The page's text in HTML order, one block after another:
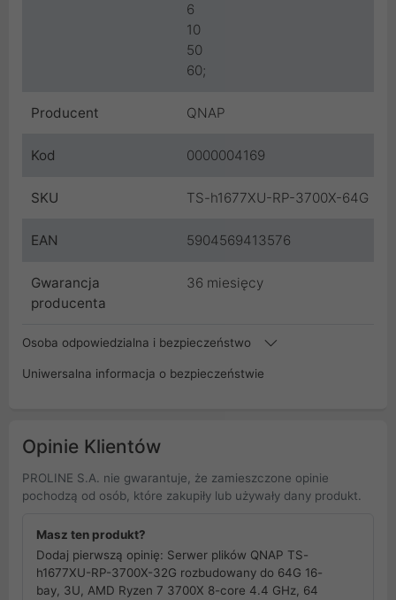
6
10
50
60;
Producent QNAP
Kod 0000004169
SKU TS-h1677XU-RP-3700X-64G
EAN 5904569413576
Gwarancja
producenta
36 miesięcy
Osoba odpowiedzialna i bezpieczeństwo
Uniwersalna informacja o bezpieczeństwie
Opinie Klientów
PROLINE S.A. nie gwarantuje, że zamieszczone opinie
pochodzą od osób, które zakupiły lub używały dany produkt.
Masz ten produkt?
Dodaj pierwszą opinię: Serwer plików QNAP TS-
h1677XU-RP-3700X-32G rozbudowany do 64G 16-
bay, 3U, AMD Ryzen 7 3700X 8-core 4.4 GHz, 64